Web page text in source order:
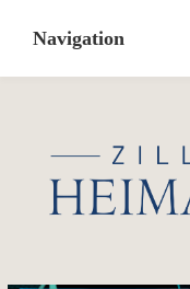
content